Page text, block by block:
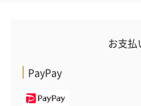
お支払
PayPay